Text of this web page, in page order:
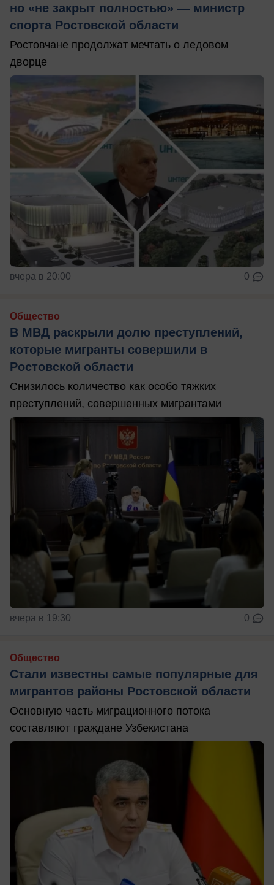
но «не закрыт полностью» — министр
спорта Ростовской области
Ростовчане продолжат мечтать о ледовом
дворце
вчера в 20:00 0
Общество
В МВД раскрыли долю преступлений,
которые мигранты совершили в
Ростовской области
Снизилось количество как особо тяжких
преступлений, совершенных мигрантами
вчера в 19:30 0
Общество
Стали известны самые популярные для
мигрантов районы Ростовской области
Основную часть миграционного потока
составляют граждане Узбекистана